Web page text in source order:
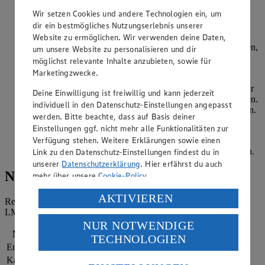
schneiden.
Putenfleisch waschen, trocken tupfen und in Streifen
schneiden. In einer Pfanne im heißen Öl rundherum anbraten,
herausnehmen. Zwiebeln, Lauch und Champignons im
restlichen Bratfett anbraten.
250 ml kaltes Wasser zufügen. Beutelinhalt KNORR Fix für
Puten-Geschnetzeltes einrühren und unter Rühren aufkochen.
Fleisch zugeben und bei schwacher Hitze 2 Minuten kochen.
Zu den Schwäbischen Bandnudeln servieren und mit
Schnittlauch bestreuen.
Unser Tipp: Anstelle von Champignons Möhren verwenden.
Nährwerte
Referenzmenge für einen durchschnittlichen Erwachsenen laut
LMIV (8.400 kJ/2.000 kcal).
Nährwerte
pro Portion
Energie
Kalorien
Wir setzen Cookies und andere Technologien ein, um
dir ein bestmögliches Nutzungserlebnis unserer
Website zu ermöglichen. Wir verwenden deine Daten,
um unsere Website zu personalisieren und dir
möglichst relevante Inhalte anzubieten, sowie für
Marketingzwecke.
Deine Einwilligung ist freiwillig und kann jederzeit
individuell in den Datenschutz-Einstellungen angepasst
werden. Bitte beachte, dass auf Basis deiner
Einstellungen ggf. nicht mehr alle Funktionalitäten zur
Verfügung stehen. Weitere Erklärungen sowie einen
Link zu den Datenschutz-Einstellungen findest du in
unserer Datenschutzerklärung. Hier erfährst du auch
mehr über unsereCookie-Policy.
Verarbeitung deiner personenbezogenen Daten in den
USA durch Facebook und YouTube:
Wenn du auf „Aktivieren“ klickst, willigst du im Sinne
des Art. 49 Abs. 1 Satz 1 lit. a) DSGVO ein, dass deine
Daten in den USA verarbeitet werden. Der EuGH sieht
AKTIVIEREN
NUR NOTWENDIGE
TECHNOLOGIEN